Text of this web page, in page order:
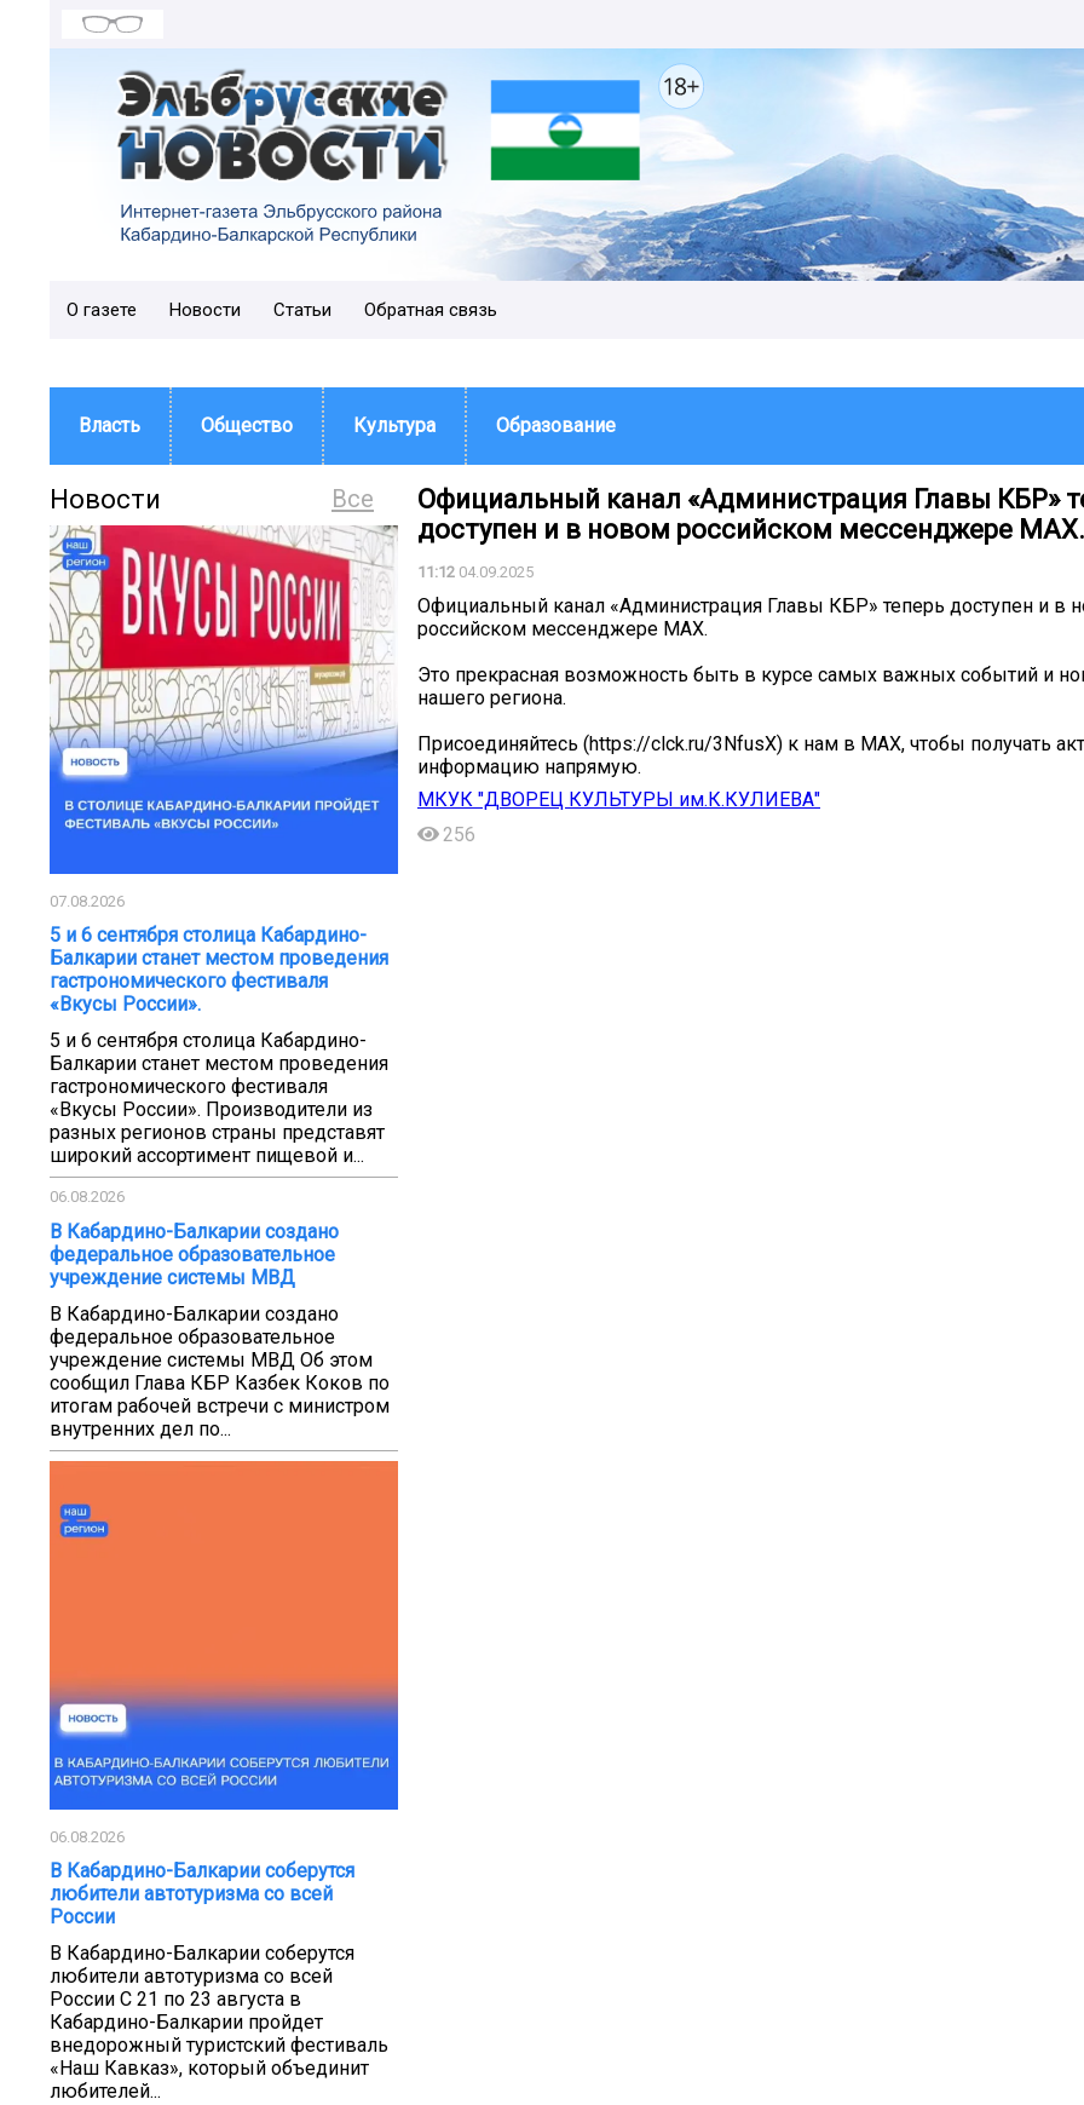
О газете Новости Статьи Обратная связь
Власть Общество Культура Образование
Все
Новости
07.08.2026
5 и 6 сентября столица Кабардино-
Балкарии станет местом проведения
гастрономического фестиваля
«Вкусы России».
5 и 6 сентября столица Кабардино-
Балкарии станет местом проведения
гастрономического фестиваля
«Вкусы России». Производители из
разных регионов страны представят
широкий ассортимент пищевой и...
06.08.2026
В Кабардино-Балкарии создано
федеральное образовательное
учреждение системы МВД
В Кабардино-Балкарии создано
федеральное образовательное
учреждение системы МВД Об этом
сообщил Глава КБР Казбек Коков по
итогам рабочей встречи с министром
внутренних дел по...
06.08.2026
В Кабардино-Балкарии соберутся
любители автотуризма со всей
России
В Кабардино-Балкарии соберутся
любители автотуризма со всей
России С 21 по 23 августа в
Кабардино-Балкарии пройдет
внедорожный туристский фестиваль
«Наш Кавказ», который объединит
любителей...
Официальный канал «Администрация Главы КБР»
доступен и в новом российском мессенджере MAX.
11:12 04.09.2025
Официальный канал «Администрация Главы КБР» теперь доступен и в
российском мессенджере MAX.
Это прекрасная возможность быть в курсе самых важных событий и
нашего региона.
Присоединяйтесь (https://clck.ru/3NfusX) к нам в MAX, чтобы получать
информацию напрямую.
МКУК "ДВОРЕЦ КУЛЬТУРЫ им.К.КУЛИЕВА"
256